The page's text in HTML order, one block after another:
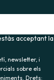
acceptant la
newsletter, i
sobre els
Drets: